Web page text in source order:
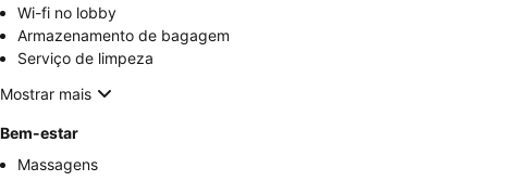
Wi-fi no lobby
Armazenamento de bagagem
Serviço de limpeza
Mostrar mais
Bem-estar
Massagens